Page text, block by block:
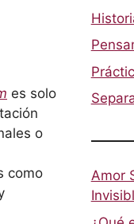
es solo
o
como
Amor